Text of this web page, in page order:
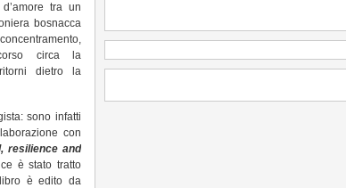
tra un
bosnacca
circa la
dietro la
sono infatti
con
resilience and
è stato tratto
è edito da